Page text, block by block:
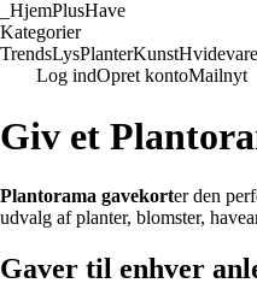
HjemPlusHave
Kategorier
TrendsLysPlanterKunst
Log indOpret kontoMailnyt
Giv et
Plantorama gavekorter den
udvalg af planter, blomster,
Gaver til enhver